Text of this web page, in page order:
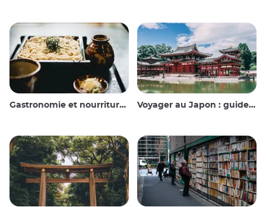
Gastronomie et nourriture japonaise Voyager au Japon : guide et conseils